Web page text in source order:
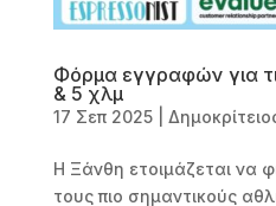
Φόρμα εγγραφών για
& 5 χλμ
17 Σεπ 2025|
Η Ξάνθη ετοιμάζεται να
τους πιο σημαντικούς